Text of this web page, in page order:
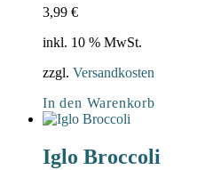
3,99 €
inkl. 10 % MwSt.
zzgl. Versandkosten
In den Warenkorb
Iglo Broccoli